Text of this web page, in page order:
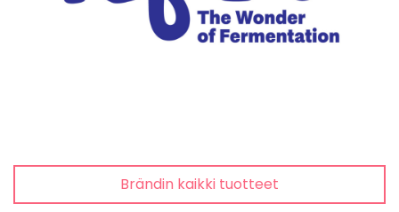
Brändin kaikki tuotteet